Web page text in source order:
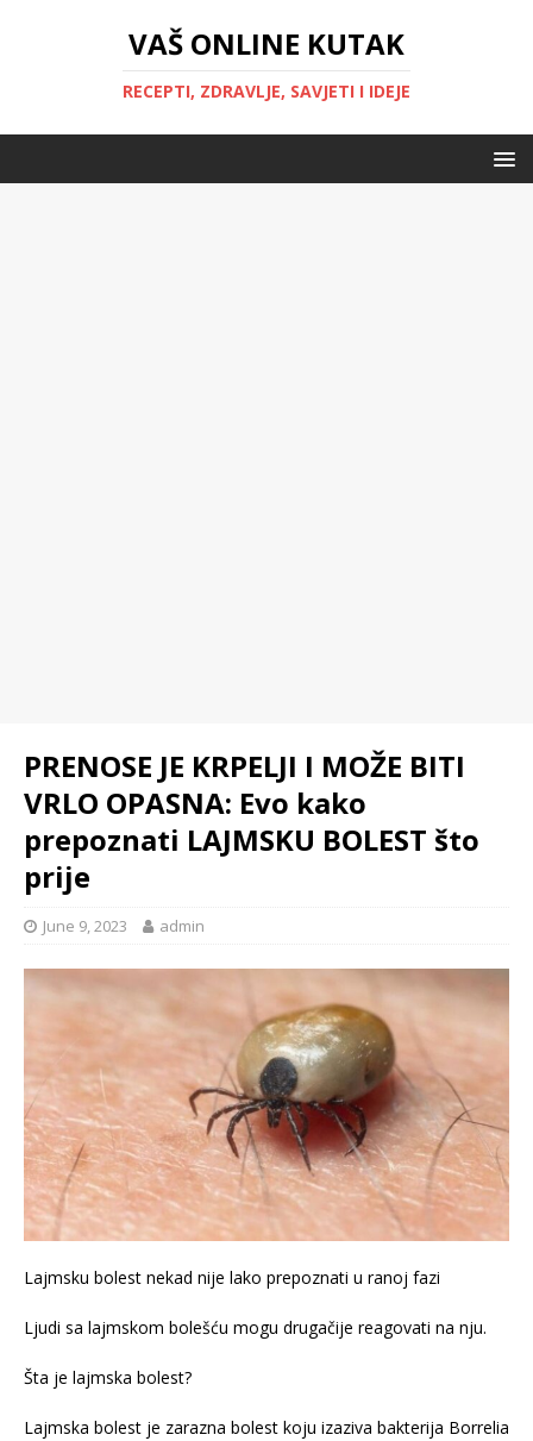
VAŠ ONLINE KUTAK
RECEPTI, ZDRAVLJE, SAVJETI I IDEJE
PRENOSE JE KRPELJI I MOŽE BITI
VRLO OPASNA: Evo kako
prepoznati LAJMSKU BOLEST što
prije
June 9, 2023 admin
Lajmsku bolest nekad nije lako prepoznati u ranoj fazi
Ljudi sa lajmskom bolešću mogu drugačije reagovati na nju.
Šta je lajmska bolest?
Lajmska bolest je zarazna bolest koju izaziva bakterija Borrelia